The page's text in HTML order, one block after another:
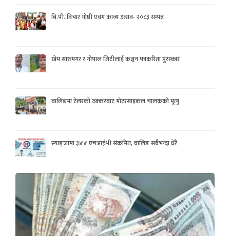
बि.पी. विचार गोष्ठी एवम काव्य उत्सव- २०८३ सम्पन्न
खेम सारुमगर र गोपाल जिटीलाई कञ्चन पत्रकरिता पुरस्कार
वालिङमा टेलरको ठक्करबाट मोटरसाइकल चालकको मृत्यु
स्याङ्जामा ३४४ एचआईभी संक्रमित, वालिङ सबैभन्दा धेरै